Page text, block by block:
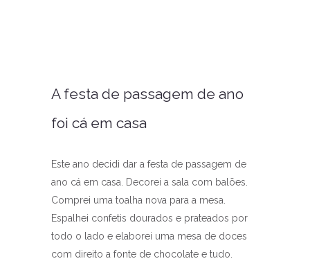
A festa de passagem de ano
foi cá em casa
Este ano decidi dar a festa de passagem de
ano cá em casa. Decorei a sala com balões.
Comprei uma toalha nova para a mesa.
Espalhei confetis dourados e prateados por
todo o lado e elaborei uma mesa de doces
com direito a fonte de chocolate e tudo.